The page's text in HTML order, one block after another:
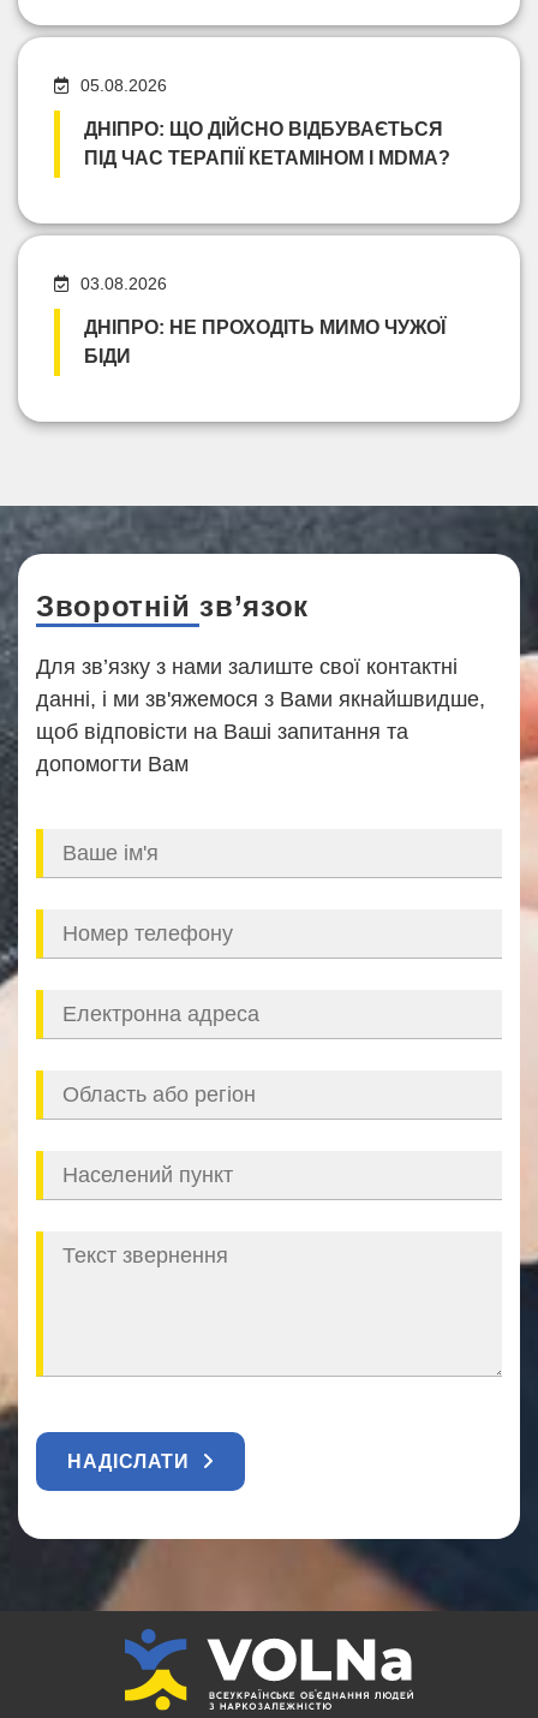
05.08.2026
ДНІПРО: ЩО ДІЙСНО ВІДБУВАЄТЬСЯ
ПІД ЧАС ТЕРАПІЇ КЕТАМІНОМ І MDMA?
03.08.2026
ДНІПРО: НЕ ПРОХОДІТЬ МИМО ЧУЖОЇ
БІДИ
Зворотній зв’язок
Для зв’язку з нами залиште свої контактні
данні, і ми зв'яжемося з Вами якнайшвидше,
щоб відповісти на Ваші запитання та
допомогти Вам
НАДІСЛАТИ